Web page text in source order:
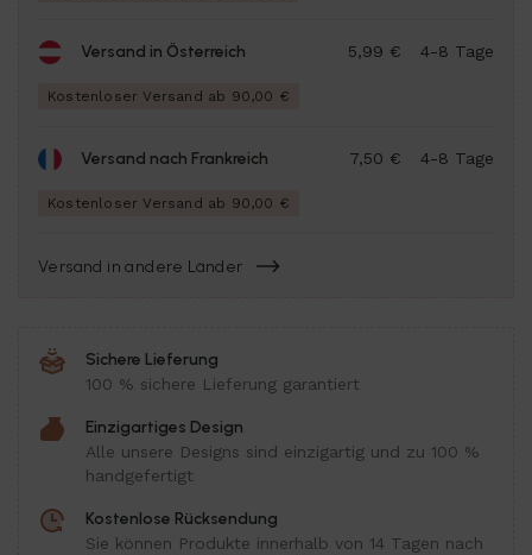
Versand in Österreich 4-8 Tage
5,99 €
Kostenloser Versand ab 90,00 €
Versand nach Frankreich 4-8 Tage
7,50 €
Kostenloser Versand ab 90,00 €
Versand in andere Länder
Sichere Lieferung
100 % sichere Lieferung garantiert
Einzigartiges Design
Alle unsere Designs sind einzigartig und zu 100 %
handgefertigt
Kostenlose Rücksendung
Sie können Produkte innerhalb von 14 Tagen nach